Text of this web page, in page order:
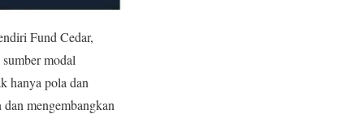
Fund Cedar,
modal
hanya pola dan
mengembangkan